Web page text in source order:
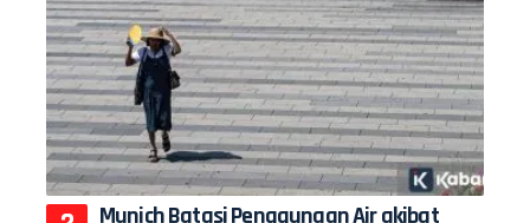
Munich Batasi Penggunaan Air akibat